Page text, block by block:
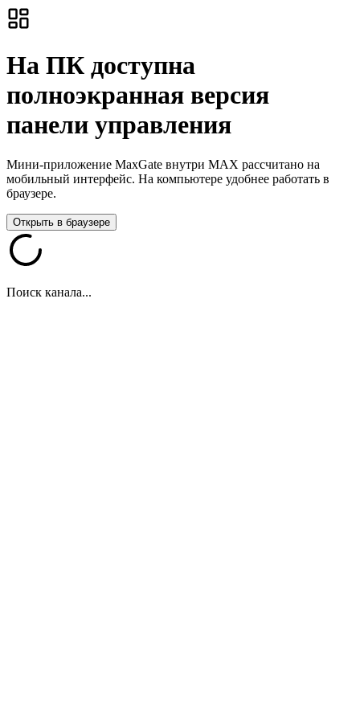
На ПК доступна
полноэкранная версия
панели управления
Мини-приложение MaxGate внутри MAX рассчитано на
мобильный интерфейс. На компьютере удобнее работать в
браузере.
Открыть в браузере
Поиск канала...